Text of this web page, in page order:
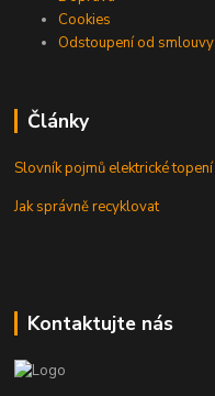
Cookies
Odstoupení od smlouvy
Články
Slovník pojmů elektrické topení
Jak správně recyklovat
Kontaktujte nás